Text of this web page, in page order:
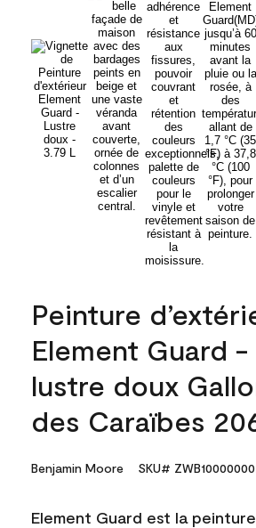
Peinture
Element Guard -
lustre doux
des Caraïbes
Benjamin Moore SKU#
Element Guard est la